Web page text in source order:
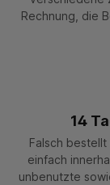
Rechnung, die
14
Falsch
einfach
unbenutzte